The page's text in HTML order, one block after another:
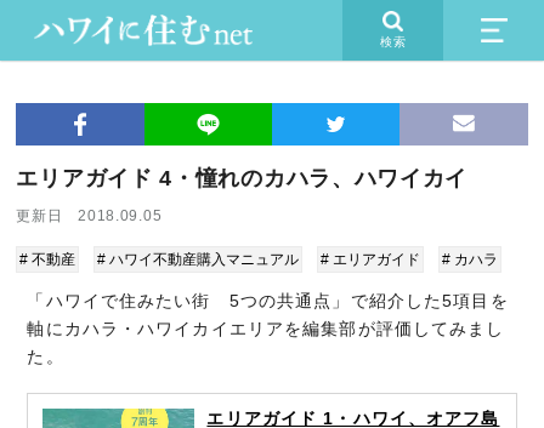
検索
エリアガイド 4・憧れのカハラ、ハワイカイ
更新日 2018.09.05
# 不動産 # ハワイ不動産購入マニュアル # エリアガイド # カハラ
「ハワイで住みたい街 5つの共通点」で紹介した5項目を
軸にカハラ・ハワイカイエリアを編集部が評価してみまし
た。
エリアガイド 1・ハワイ、オアフ島